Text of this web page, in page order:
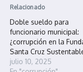
Relacionado
Doble sueldo para
funcionario municipal:
¿corrupción en la
Santa Cruz
julio 10, 2025